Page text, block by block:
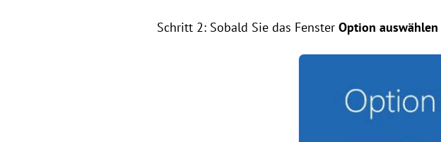
Schritt 2: Sobald Sie das Fenster Option auswählen